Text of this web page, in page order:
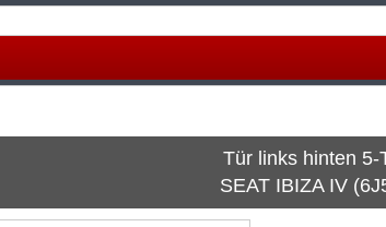
Tür links hinten 5-
SEAT IBIZA IV